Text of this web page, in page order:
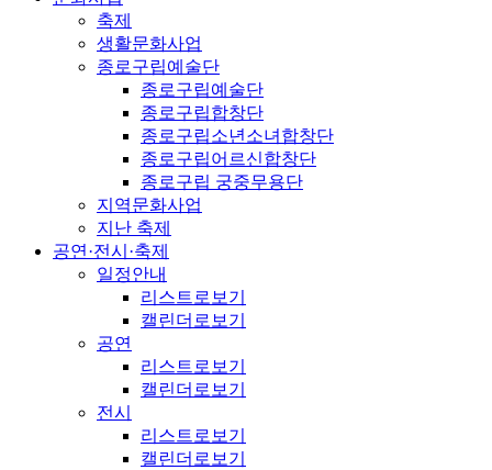
축제
생활문화사업
종로구립예술단
종로구립예술단
종로구립합창단
종로구립소년소녀합창단
종로구립어르신합창단
종로구립 궁중무용단
지역문화사업
지난 축제
공연·전시·축제
일정안내
리스트로보기
캘린더로보기
공연
리스트로보기
캘린더로보기
전시
리스트로보기
캘린더로보기